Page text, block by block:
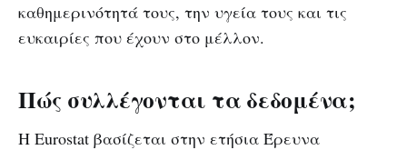
καθημερινότητά τους, την υγεία τους και τις
ευκαιρίες που έχουν στο μέλλον.
Πώς συλλέγονται τα δεδομένα;
Η Eurostat βασίζεται στην ετήσια Έρευνα